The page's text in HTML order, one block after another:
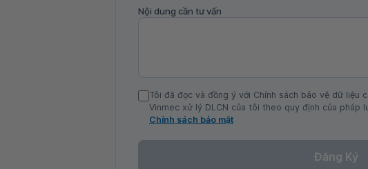
Nội dung cần tư vấn
Tôi đã đọc và đồng ý với Chính sách bảo vệ dữ liệu
Vinmec xử lý DLCN của tôi theo quy định của pháp
Chính sách bảo mật
Đăng Ký